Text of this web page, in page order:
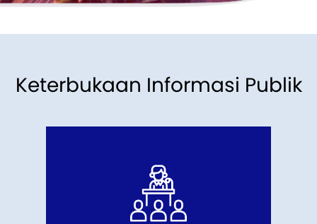
Keterbukaan Informasi Publik